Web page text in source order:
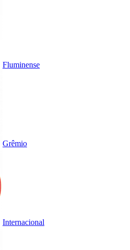
Fluminense
Grêmio
Internacional